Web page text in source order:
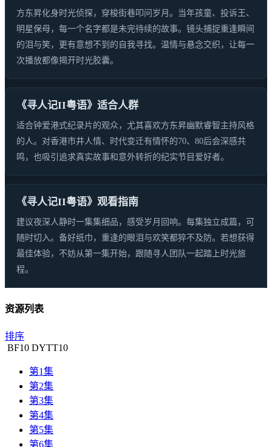
方东昇化身时光侦探，穿梭街巷叩问岁月。当年孩童、投诉王、
明星保母，每一个名字都是未完待续的故事。镜头捕捉重逢瞬间
的泪与笑，更有意想不到的自我寻找。温情与悬念交织，让每一
次播放都像揭开时光胶囊。
《寻人记II粤语》适合人群
适合钟爱港式纪录片的观众，尤其喜欢方东昇幽默睿智主持风格
的人。对香港市井人情、时代变迁有情怀的70、80后会深感共
鸣，也吸引追求真实故事和意外转折的纪实节目爱好者。
《寻人记II粤语》观看指南
建议夜深人静时一集集细品，感受岁月回响。每集独立成篇，可
随时切入。备好纸巾，重逢的眼泪与欢笑都猝不及防。若想获得
最佳体验，不妨从第一集开始，跟随寻人团队一起踏上时光旅
程。
资源列表
排序
BF10 DYTT10
第1集
第2集
第3集
第4集
第5集
第6集